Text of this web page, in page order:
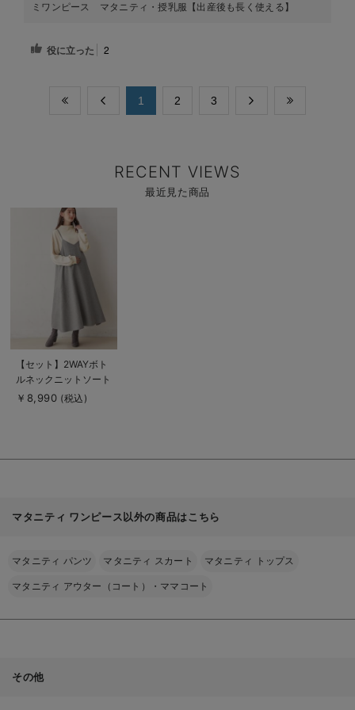
ミワンピース マタニティ・授乳服【出産後も長く使える】
役に立った 2
​1 ​2 ​3
RECENT VIEWS
最近見た商品
商
品
詳
を
【セット】2WAYボト
ルネックニットソート
ップス＆ツイードキャ
￥8,990 (税込)
マタニティ ワンピース以外の商品はこちら
マタニティ パンツ マタニティ スカート マタニティ トップス
マタニティ アウター（コート）・ママコート
その他